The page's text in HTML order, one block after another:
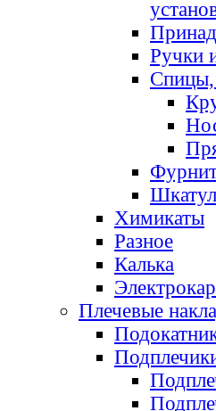
Ручки
Спицы,
Химикаты
Разное
Калька
Плечевые